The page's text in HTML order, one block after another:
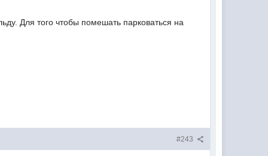
Для того чтобы помешать парковаться на
#243